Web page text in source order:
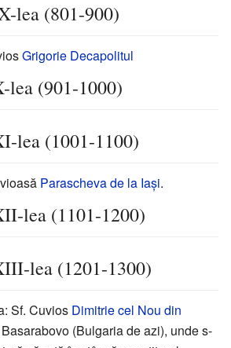
lea (801-900)
Grigorie Decapolitul
lea (901-1000)
lea (1001-1100)
Parascheva de la Iași.
lea (1101-1200)
lea (1201-1300)
Sf. Cuvios Dimitrie cel Nou din
(Bulgaria de azi), unde s-